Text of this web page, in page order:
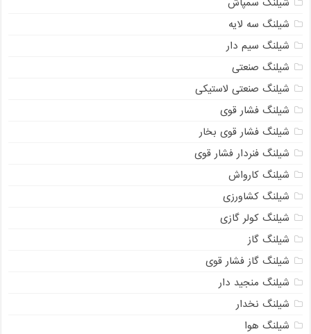
شیلنگ سه لایه
شیلنگ سیم دار
شیلنگ صنعتی
شیلنگ صنعتی لاستیکی
شیلنگ فشار قوی
شیلنگ فشار قوی بخار
شیلنگ فنردار فشار قوی
شیلنگ کارواش
شیلنگ کشاورزی
شیلنگ کولر گازی
شیلنگ گاز
شیلنگ گاز فشار قوی
شیلنگ منجید دار
شیلنگ نخدار
شیلنگ هوا